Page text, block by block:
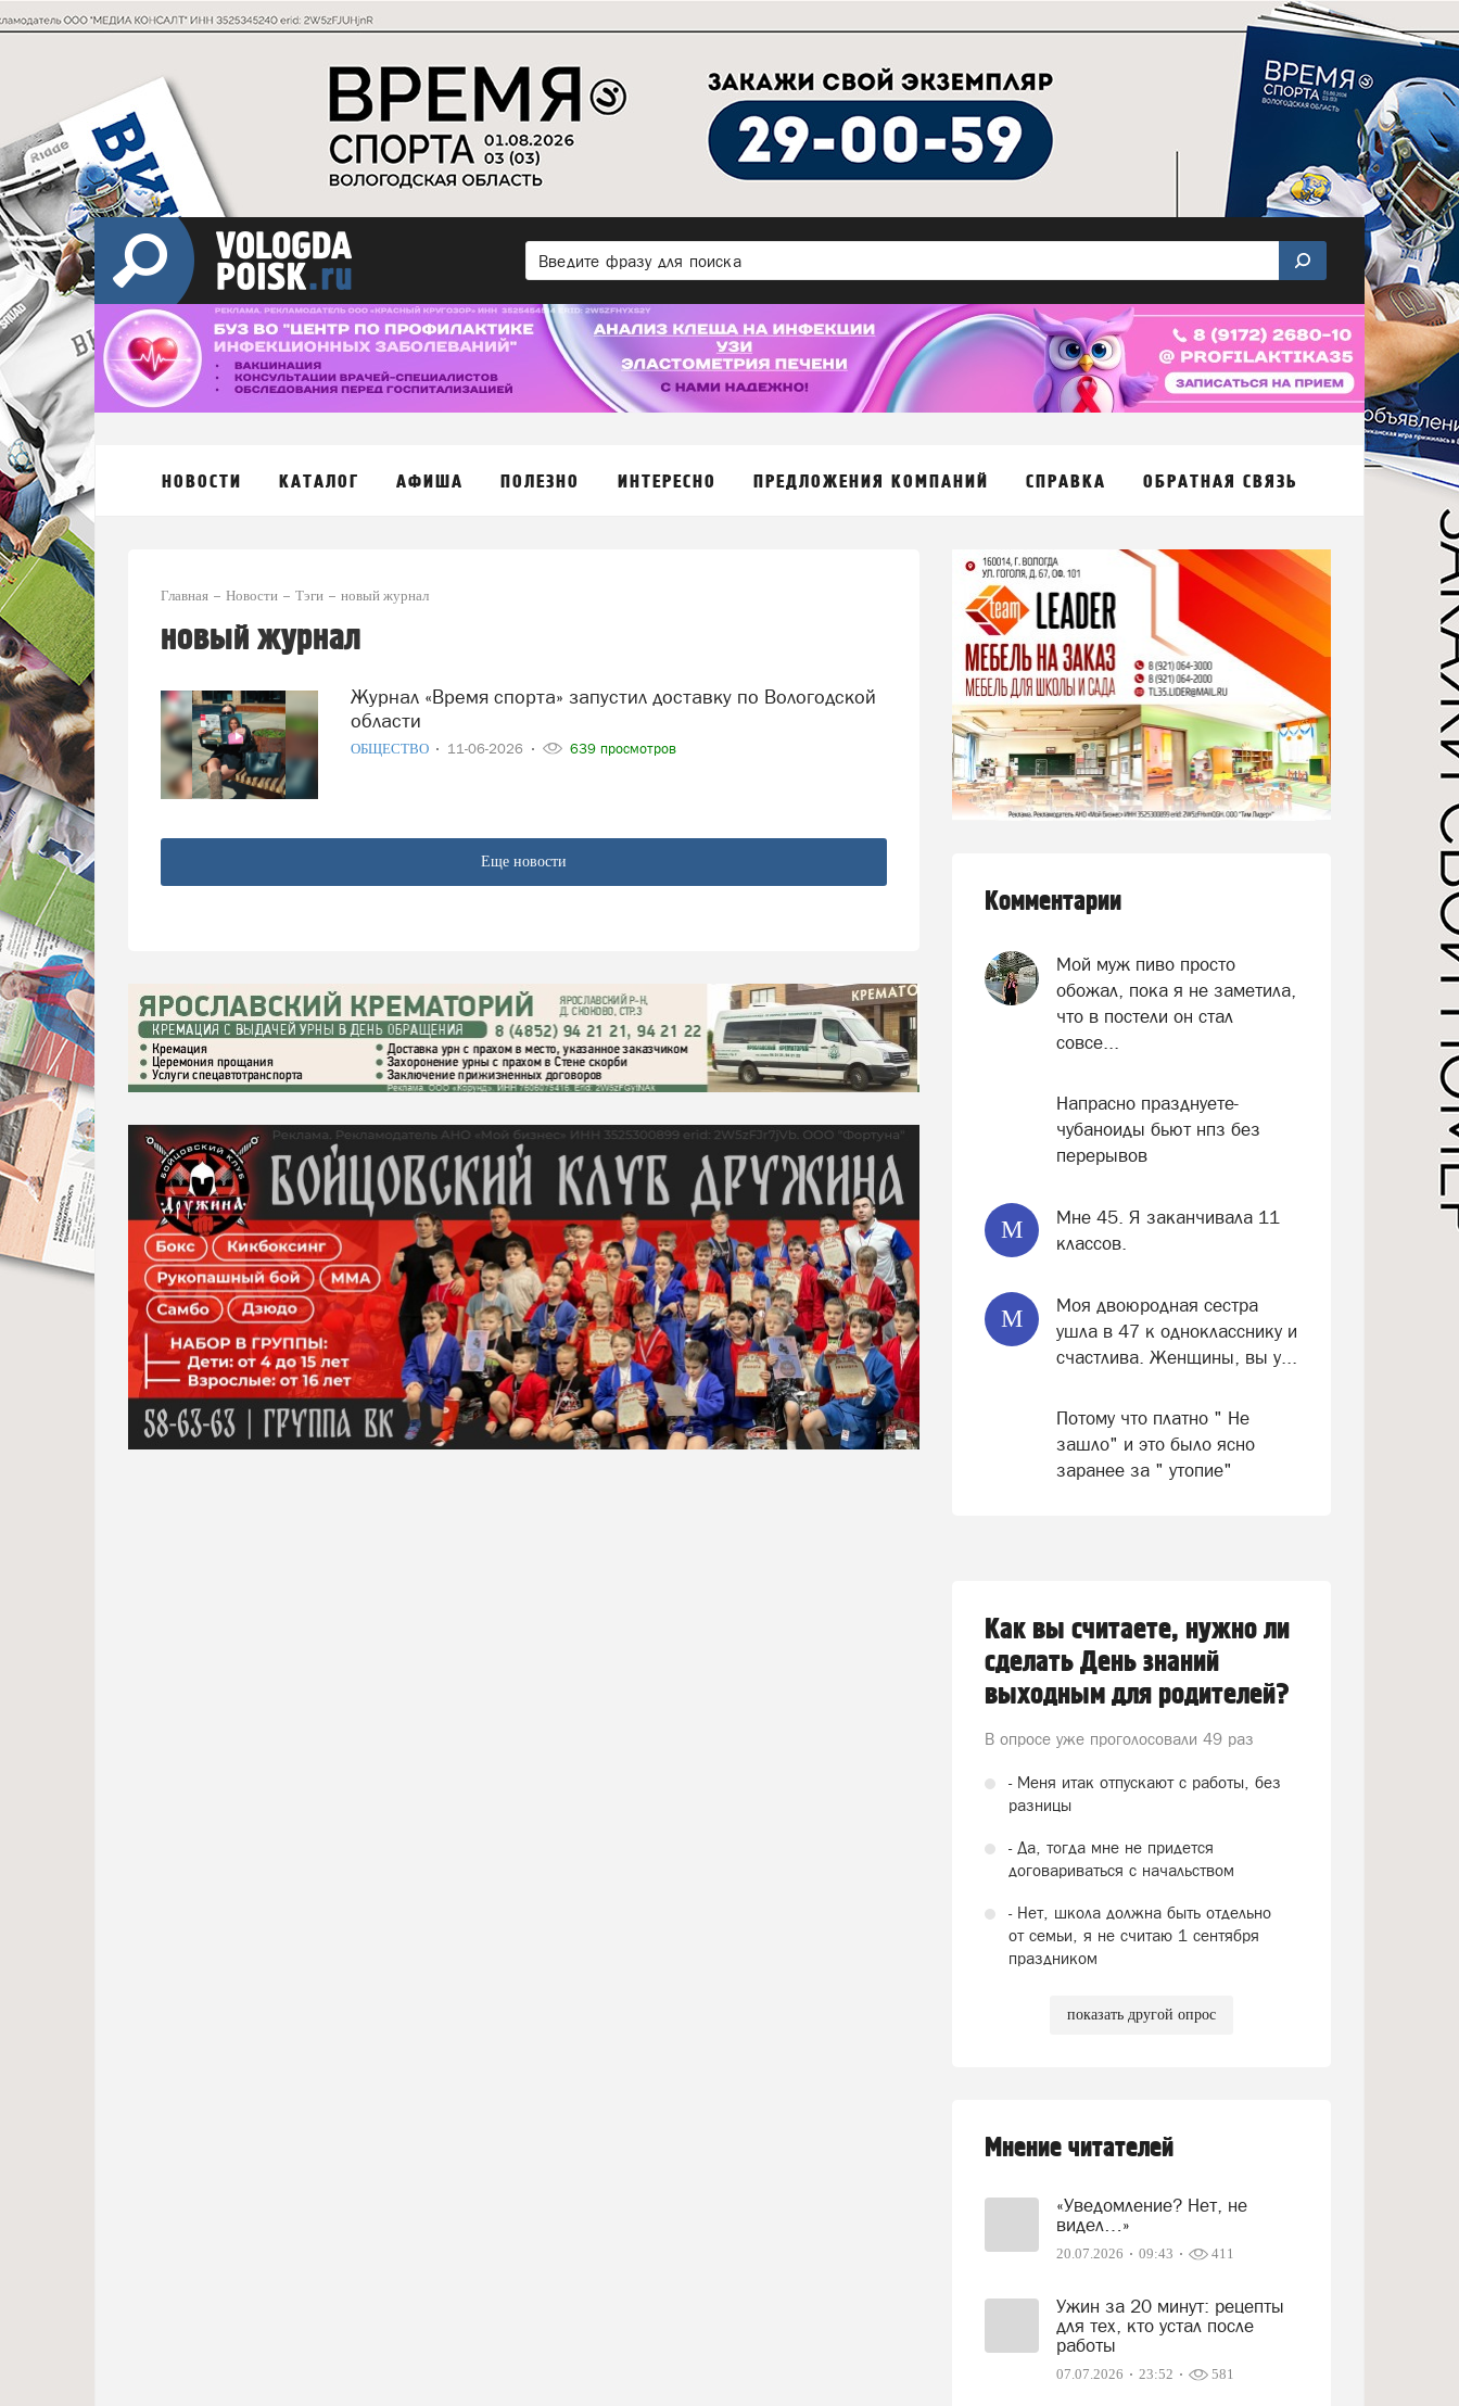
НОВОСТИ КАТАЛОГ АФИША ПОЛЕЗНО ИНТЕРЕСНО ПРЕДЛОЖЕНИЯ КОМПАНИЙ СПРАВКА ОБРАТНАЯ СВЯЗЬ
Главная Новости Тэги новый журнал
новый журнал
Журнал «Время спорта» запустил доставку по Вологодской
области
ОБЩЕСТВО 11-06-2026 639 просмотров
Еще новости
Комментарии
Мой муж пиво просто
обожал, пока я не заметила,
что в постели он стал
совсе...
Напрасно празднуете-
чубаноиды бьют нпз без
перерывов
М
Мне 45. Я заканчивала 11
классов.
М
Моя двоюродная сестра
ушла в 47 к однокласснику и
счастлива. Женщины, вы у...
Потому что платно " Не
зашло" и это было ясно
заранее за " утопие"
Как вы считаете, нужно ли
сделать День знаний
выходным для родителей?
В опросе уже проголосовали 49 раз
- Меня итак отпускают с работы, без
разницы
- Да, тогда мне не придется
договариваться с начальством
- Нет, школа должна быть отдельно
от семьи, я не считаю 1 сентября
праздником
показать другой опрос
Мнение читателей
«Уведомление? Нет, не
видел…»
20.07.2026 09:43 411
Ужин за 20 минут: рецепты
для тех, кто устал после
работы
07.07.2026 23:52 581